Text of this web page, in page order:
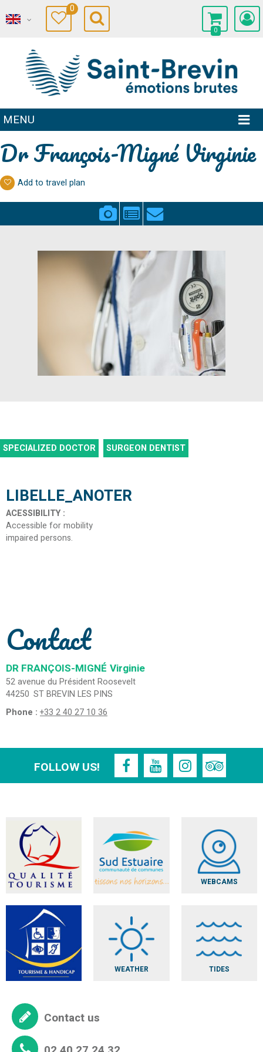
0
0
MENU
Dr François-Migné Virginie
Add to travel plan
SPECIALIZED DOCTOR SURGEON DENTIST
LIBELLE_ANOTER
ACESSIBILITY :
Accessible for mobility
impaired persons
Contact
DR FRANÇOIS-MIGNÉ Virginie
52 avenue du Président Roosevelt
44250 ST BREVIN LES PINS
Phone : +33 2 40 27 10 36
FOLLOW US!
WEBCAMS
WEATHER TIDES
Contact us